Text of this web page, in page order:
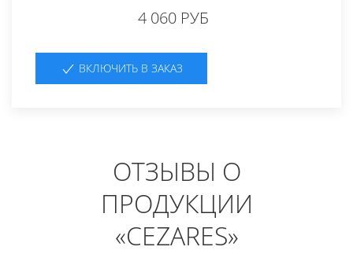
4 060 РУБ
ВКЛЮЧИТЬ В ЗАКАЗ
ОТЗЫВЫ О
ПРОДУКЦИИ
«CEZARES»